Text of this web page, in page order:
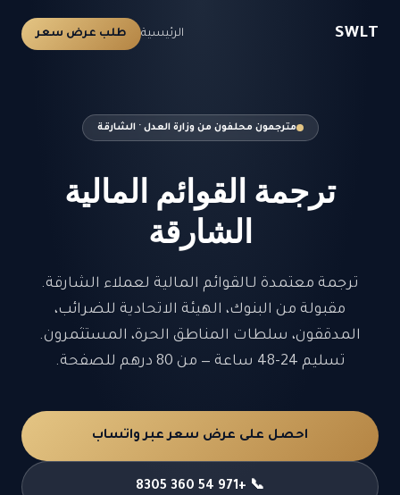
SWLT الرئيسية طلب عرض سعر
مترجمون محلفون من وزارة العدل · الشارقة
ترجمة القوائم المالية
الشارقة
ترجمة معتمدة لـالقوائم المالية لعملاء الشارقة.
مقبولة من البنوك، الهيئة الاتحادية للضرائب،
المدققون، سلطات المناطق الحرة، المستثمرون.
تسليم 24-48 ساعة — من 80 درهم للصفحة.
احصل على عرض سعر عبر واتساب
📞 +971 54 360 8305